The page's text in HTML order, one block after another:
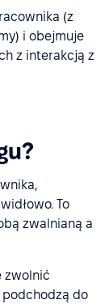
(z
i obejmuje
z interakcją z
To
zwalnianą a
zwolnić
do